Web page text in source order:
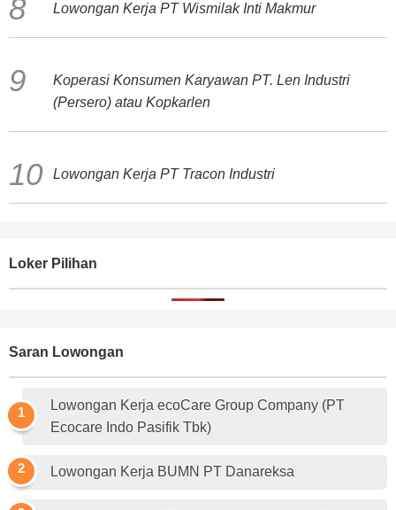
Lowongan Kerja PT Wismilak Inti Makmur
Koperasi Konsumen Karyawan PT. Len Industri
(Persero) atau Kopkarlen
Lowongan Kerja PT Tracon Industri
Loker Pilihan
Saran Lowongan
Lowongan Kerja ecoCare Group Company (PT
Ecocare Indo Pasifik Tbk)
Lowongan Kerja BUMN PT Danareksa